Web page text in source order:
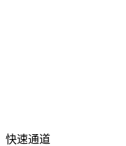
快速通道